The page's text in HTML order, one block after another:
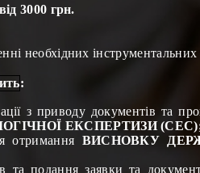
3000 грн.
необхідних
з приводу документів та
ЕКСПЕРТИЗИ
отримання ВИСНОВКУ
та подання заявки та